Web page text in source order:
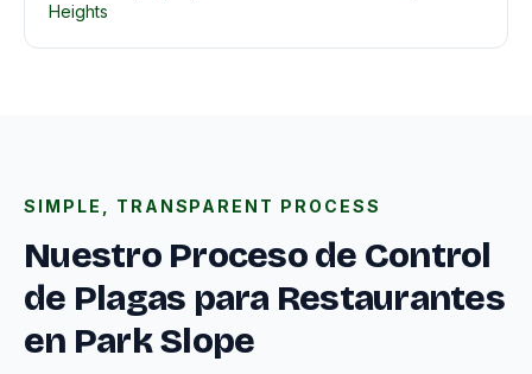
Heights
SIMPLE, TRANSPARENT PROCESS
Nuestro Proceso de Control
de Plagas para Restaurantes
en Park Slope